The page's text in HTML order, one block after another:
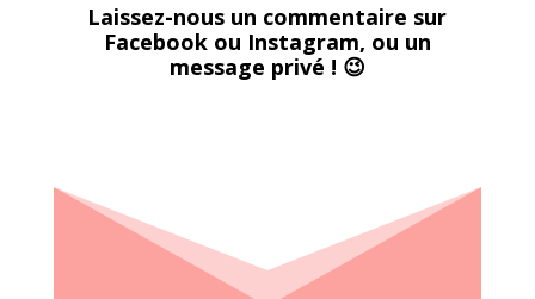
Laissez-nous un commentaire sur
Facebook ou Instagram, ou un
message privé ! 😉